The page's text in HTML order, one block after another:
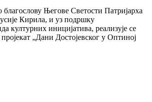
Његове Светости Патријарха
Кирила, и уз подршку
културних иницијатива, реализује се
„Дани Достојевског у Оптиној